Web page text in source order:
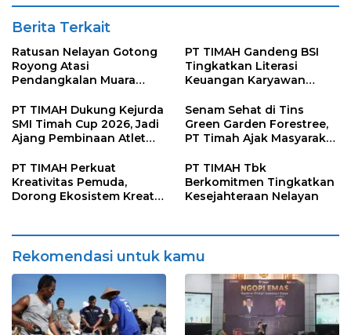
Berita Terkait
Ratusan Nelayan Gotong
Royong Atasi
Pendangkalan Muara
Pemasangan Jumbo Bag
PT TIMAH Gandeng BSI
Tingkatkan Literasi
Keuangan Karyawan
Emas
PT TIMAH Dukung Kejurda
SMI Timah Cup 2026, Jadi
Ajang Pembinaan Atlet
Senam Sehat di Tins
Green Garden Forestree,
PT Timah Ajak Masyarakat
Aktif
PT TIMAH Perkuat
Kreativitas Pemuda,
Dorong Ekosistem Kreatif
PT TIMAH Tbk
Berkomitmen Tingkatkan
Kesejahteraan Nelayan
Rekomendasi untuk kamu